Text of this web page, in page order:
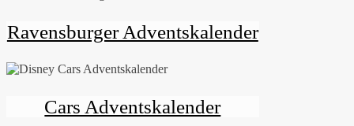
Ravensburger Adventskalender
Cars Adventskalender